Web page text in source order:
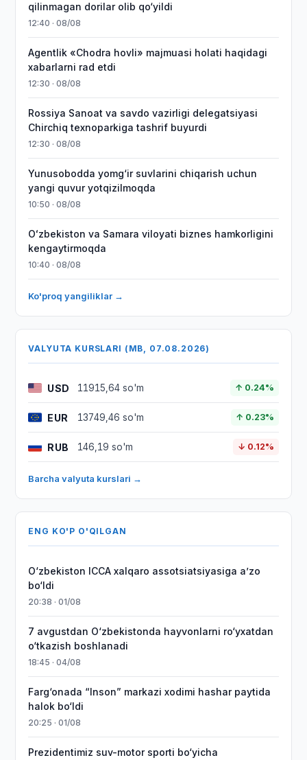
qilinmagan dorilar olib qo‘yildi
12:40 · 08/08
Agentlik «Chodra hovli» majmuasi holati haqidagi
xabarlarni rad etdi
12:30 · 08/08
Rossiya Sanoat va savdo vazirligi delegatsiyasi
Chirchiq texnoparkiga tashrif buyurdi
12:30 · 08/08
Yunusobodda yomg‘ir suvlarini chiqarish uchun
yangi quvur yotqizilmoqda
10:50 · 08/08
Oʻzbekiston va Samara viloyati biznes hamkorligini
kengaytirmoqda
10:40 · 08/08
Ko'proq yangiliklar →
VALYUTA KURSLARI (MB, 07.08.2026)
USD 11915,64 so'm ↑ 0.24%
EUR 13749,46 so'm ↑ 0.23%
RUB 146,19 so'm ↓ 0.12%
Barcha valyuta kurslari →
ENG KO'P O'QILGAN
O‘zbekiston ICCA xalqaro assotsiatsiyasiga aʼzo
bo‘ldi
20:38 · 01/08
7 avgustdan O‘zbekistonda hayvonlarni ro‘yxatdan
o‘tkazish boshlanadi
18:45 · 04/08
Farg‘onada “Inson” markazi xodimi hashar paytida
halok bo‘ldi
20:25 · 01/08
Prezidentimiz suv-motor sporti bo‘yicha